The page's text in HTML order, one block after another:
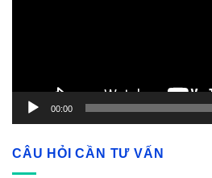
00:00
CÂU HỎI CẦN TƯ VẤN